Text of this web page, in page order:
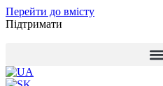
Перейти до вмісту
Підтримати